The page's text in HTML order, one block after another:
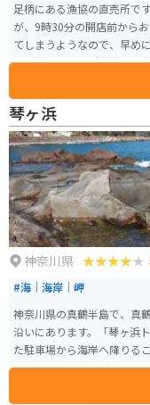
足柄にある漁協の直売所で
が、9時30分の開店前から
てしまうようなので、早め
「魚座」や直売所隣接の「
琴ヶ浜
神奈川県
#海｜海岸｜岬
神奈川県の真鶴半島で、真
沿いにあります。「琴ヶ浜
た駐車場から海岸へ降りる
が、それほどゴツゴツして